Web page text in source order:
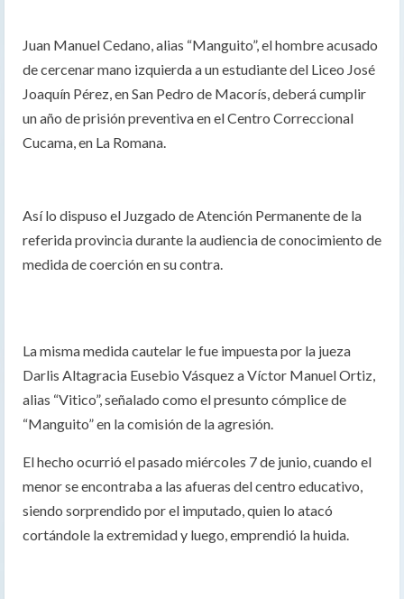
Juan Manuel Cedano, alias “Manguito”, el hombre acusado
de cercenar mano izquierda a un estudiante del Liceo José
Joaquín Pérez, en San Pedro de Macorís, deberá cumplir
un año de prisión preventiva en el Centro Correccional
Cucama, en La Romana.
Así lo dispuso el Juzgado de Atención Permanente de la
referida provincia durante la audiencia de conocimiento de
medida de coerción en su contra.
La misma medida cautelar le fue impuesta por la jueza
Darlis Altagracia Eusebio Vásquez a Víctor Manuel Ortiz,
alias “Vitico”, señalado como el presunto cómplice de
“Manguito” en la comisión de la agresión.
El hecho ocurrió el pasado miércoles 7 de junio, cuando el
menor se encontraba a las afueras del centro educativo,
siendo sorprendido por el imputado, quien lo atacó
cortándole la extremidad y luego, emprendió la huida.